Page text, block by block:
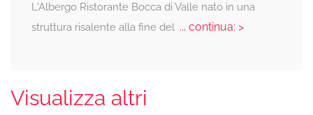
L'Albergo Ristorante Bocca di Valle nato in una
struttura risalente alla fine del... continua: >
Visualizza altri